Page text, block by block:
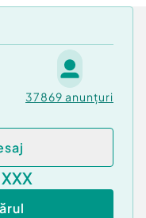
37869 anunțuri